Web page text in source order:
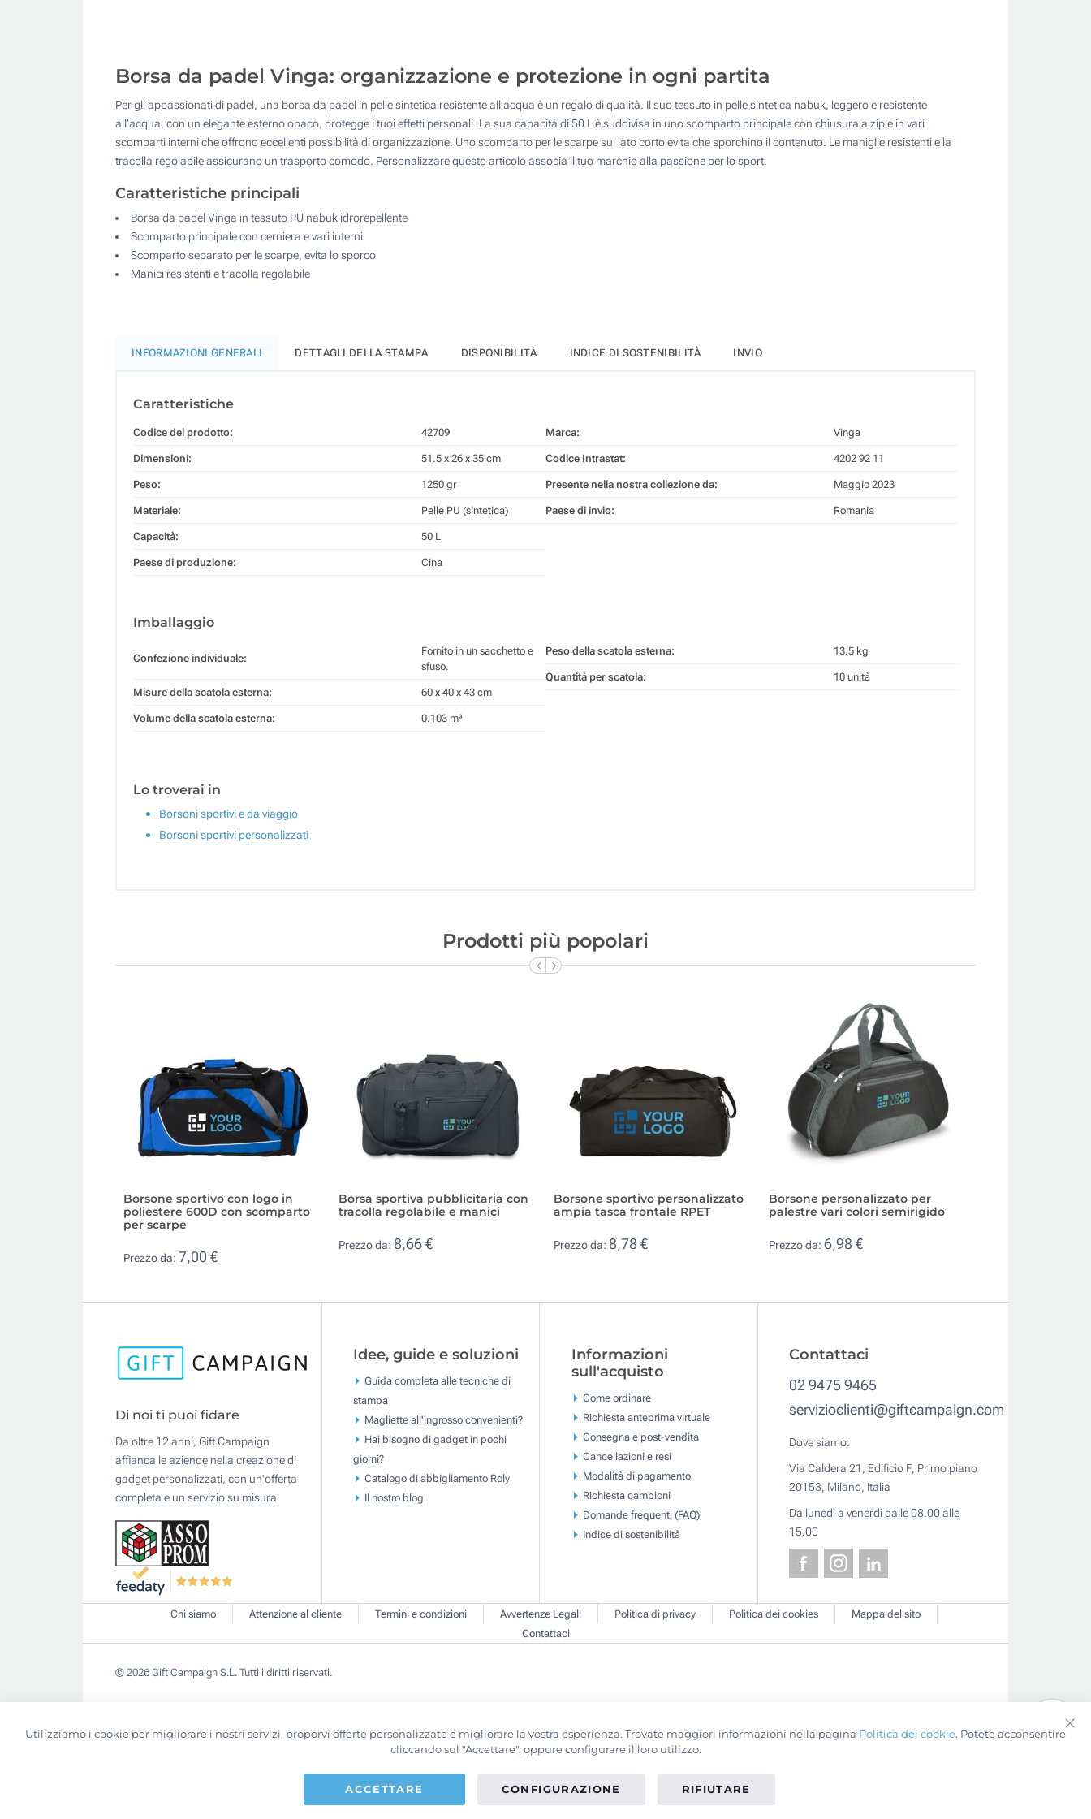
Toppa in pelle incisa (Su un lato)
Senza stampa
100
Quantità desiderata :
Aggiorna
Borsa da padel Vinga: organizzazione e protezione in ogni partita
Per gli appassionati di padel, una borsa da padel in pelle sintetica resistente all’acqua è un regalo di qualità. Il suo tessuto in pelle sintetica nabuk, leggero e resistente
all’acqua, con un elegante esterno opaco, protegge i tuoi effetti personali. La sua capacità di 50 L è suddivisa in uno scomparto principale con chiusura a zip e in vari
scomparti interni che offrono eccellenti possibilità di organizzazione. Uno scomparto per le scarpe sul lato corto evita che sporchino il contenuto. Le maniglie resistenti e la
tracolla regolabile assicurano un trasporto comodo. Personalizzare questo articolo associa il tuo marchio alla passione per lo sport.
Caratteristiche principali
Borsa da padel Vinga in tessuto PU nabuk idrorepellente
Scomparto principale con cerniera e vari interni
Scomparto separato per le scarpe, evita lo sporco
Manici resistenti e tracolla regolabile
INFORMAZIONI GENERALI DETTAGLI DELLA STAMPA DISPONIBILITÀ INDICE DI SOSTENIBILITÀ INVIO
Caratteristiche
Codice del prodotto: 42709
Dimensioni: 51.5 x 26 x 35 cm
Peso: 1250 gr
Materiale: Pelle PU (sintetica)
Capacità: 50 L
Paese di produzione: Cina
Marca: Vinga
Codice Intrastat: 4202 92 11
Presente nella nostra collezione da: Maggio 2023
Paese di invio: Romania
Imballaggio
Confezione individuale:
Fornito in un sacchetto e
sfuso.
Misure della scatola esterna: 60 x 40 x 43 cm
Volume della scatola esterna: 0.103 m³
Peso della scatola esterna: 13.5 kg
Quantità per scatola: 10 unità
Lo troverai in
Borsoni sportivi e da viaggio
Borsoni sportivi personalizzati
Prodotti più popolari
Borsone sportivo con logo in
poliestere 600D con scomparto
per scarpe
Prezzo da: 7,00 €
Borsa sportiva pubblicitaria con
tracolla regolabile e manici
Prezzo da: 8,66 €
Borsone sportivo personalizzato
ampia tasca frontale RPET
Prezzo da: 8,78 €
Borsone personalizzato per
palestre vari colori semirigido
Prezzo da: 6,98 €
Di noi ti puoi fidare
Da oltre 12 anni, Gift Campaign
affianca le aziende nella creazione di
gadget personalizzati, con un'offerta
completa e un servizio su misura.
Idee, guide e soluzioni
Guida completa alle tecniche di
stampa
Magliette all'ingrosso convenienti?
Hai bisogno di gadget in pochi
giorni?
Catalogo di abbigliamento Roly
Il nostro blog
Informazioni
sull'acquisto
Come ordinare
Richiesta anteprima virtuale
Consegna e post-vendita
Cancellazioni e resi
Modalità di pagamento
Richiesta campioni
Domande frequenti (FAQ)
Indice di sostenibilità
Contattaci
02 9475 9465
servizioclienti@giftcampaign.com
Dove siamo:
Via Caldera 21, Edificio F, Primo piano
20153, Milano, Italia
Da lunedì a venerdì dalle 08.00 alle
15.00
Chi siamo Attenzione al cliente Termini e condizioni Avvertenze Legali Politica di privacy Politica dei cookies
Mappa del sito
Contattaci
© 2026 Gift Campaign S.L. Tutti i diritti riservati.
Utilizziamo i cookie per migliorare i nostri servizi, proporvi offerte personalizzate e migliorare la vostra esperienza. Trovate maggiori informazioni nella pagina Politica dei cookie. Potete acconsentire
cliccando sul "Accettare", oppure configurare il loro utilizzo.
ACCETTARE CONFIGURAZIONE RIFIUTARE